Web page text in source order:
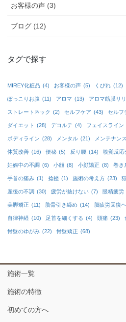
お客様の声 (3)
ブログ (12)
タグで探す
MIREY化粧品 (4) お客様の声 (5) くびれ (12)
ぽっこりお腹 (11) アロマ (13) アロマ筋膜リ
ストレートネック (2) セルフケア (43) セルフ
ダイエット (28) デコルテ (4) フェイスライン
ボディライン (28) メンタル (21) メンテナンス
体質改善 (16) 便秘 (5) 反り腰 (14) 嗅覚反応
妊娠中の不調 (6) 小顔 (8) 小顔矯正 (8) 巻き
手首の痛み (1) 捻挫 (1) 施術の考え方 (23)
産後の不調 (30) 疲労が抜けない (7) 眼精疲労
美脚矯正 (11) 肋骨引き締め (14) 脳疲労回復
自律神経 (10) 足首を細くする (4) 頭痛 (23)
骨盤のゆがみ (22) 骨盤矯正 (68)
施術一覧
施術の特徴
初めての方へ